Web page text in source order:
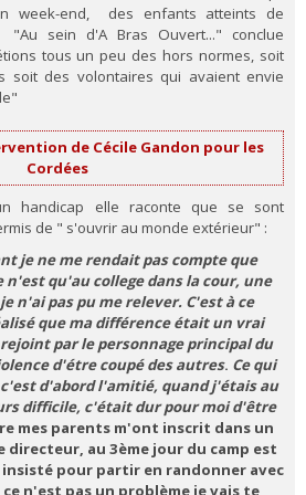
week-end, des enfants atteints de
sein d'A Bras Ouvert..." conclue
tous un peu des hors normes, soit
soit des volontaires qui avaient envie
de Cécile Gandon pour les
Cordées
handicap elle raconte que se sont
de " s'ouvrir au monde extérieur" :
je ne me rendait pas compte que
n'est qu'au college dans la cour, une
n'ai pas pu me relever. C'est à ce
que ma différence était un vrai
rejoint par le personnage principal du
d'étre coupé des autres. Ce qui
d'abord l'amitié, quand j'étais au
difficile, c'était dur pour moi d'être
mes parents m'ont inscrit dans un
directeur, au 3ème jour du camp est
insisté pour partir en randonner avec
n'est pas un problème je vais te